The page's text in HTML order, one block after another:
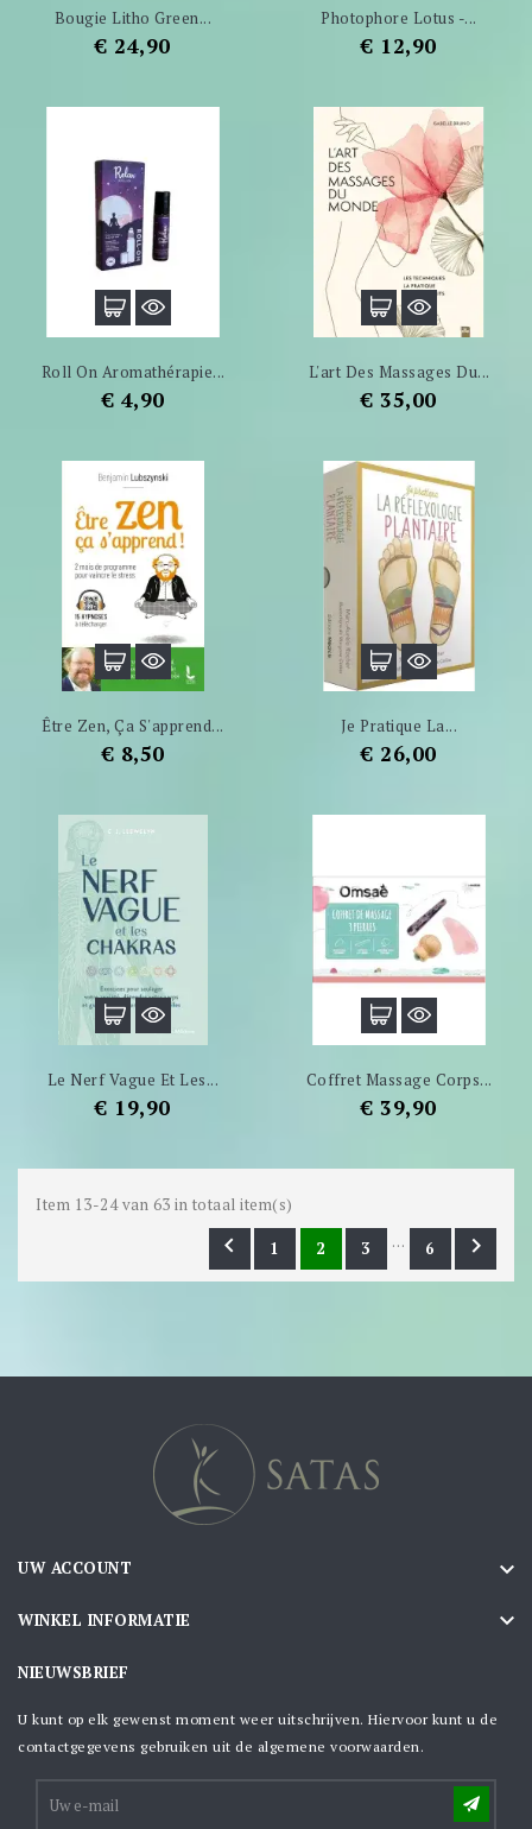
Bougie Litho Green...
Prijs
€ 24,90
Photophore Lotus -...
Prijs
€ 12,90
Roll On Aromathérapie...
Prijs
€ 4,90
L'art Des Massages Du...
Prijs
€ 35,00
Être Zen, Ça S'apprend...
Prijs
€ 8,50
Je Pratique La...
Prijs
€ 26,00
Le Nerf Vague Et Les...
Prijs
€ 19,90
Coffret Massage Corps...
Prijs
€ 39,90
Item 13-24 van 63 in totaal item(s)
 1 2 3 … 6 
UW ACCOUNT 
WINKEL INFORMATIE 
NIEUWSBRIEF
U kunt op elk gewenst moment weer uitschrijven. Hiervoor kunt u de
contactgegevens gebruiken uit de algemene voorwaarden.